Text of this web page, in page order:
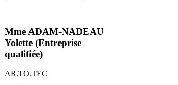
Mme ADAM-NADEAU
Yolette (Entreprise
qualifiée)
AR.TO.TEC